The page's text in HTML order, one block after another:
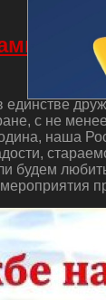
с не
наша
будем